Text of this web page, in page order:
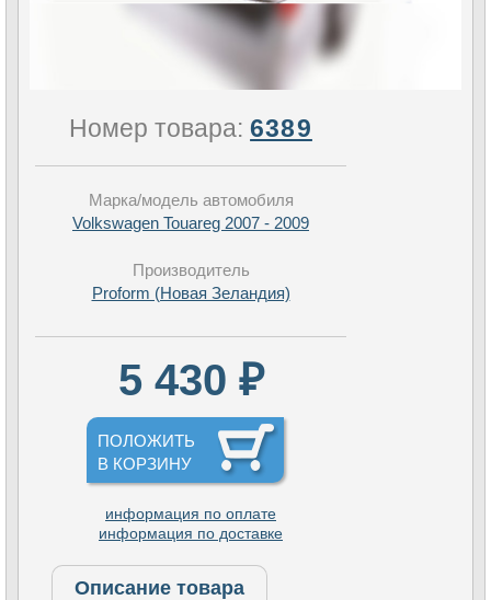
Номер товара:6389
Марка/модель автомобиля
Volkswagen Touareg 2007 - 2009
Производитель
Proform (Новая Зеландия)
5 430 ₽
ПОЛОЖИТЬ
В КОРЗИНУ
информация по оплате
информация по доставке
Описание товара